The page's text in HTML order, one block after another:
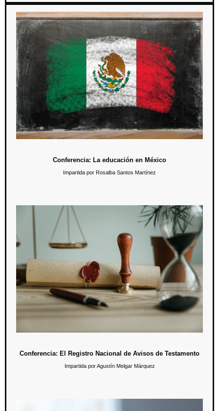
Conferencia: La educación en México
9 de noviembre / 19:00 hrs.
En esta mesa de diálogo participarán expertos en educación, para
discutir y compartir ideas respecto de la educación actual en México y
sus retos en el siglo XXI.
Conferencia: La educación en México
Impartida por Rosalba Santos Martínez
Conferencia: El Registro Nacional de Avisos de
Testamento
11 de noviembre / 19:00 hrs.
En esta conferencia se plantea acercar a la comunidad universitaria a
una herramienta de vanguardia que contribuye a dar certeza y
seguridad jurídica en materia sucesoria.
Conferencia: El Registro Nacional de Avisos de Testamento
Impartida por Agustín Melgar Márquez